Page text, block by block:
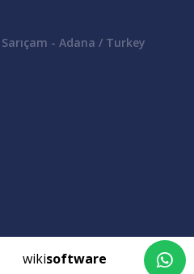
- Adana / Turkey
wikisoftware